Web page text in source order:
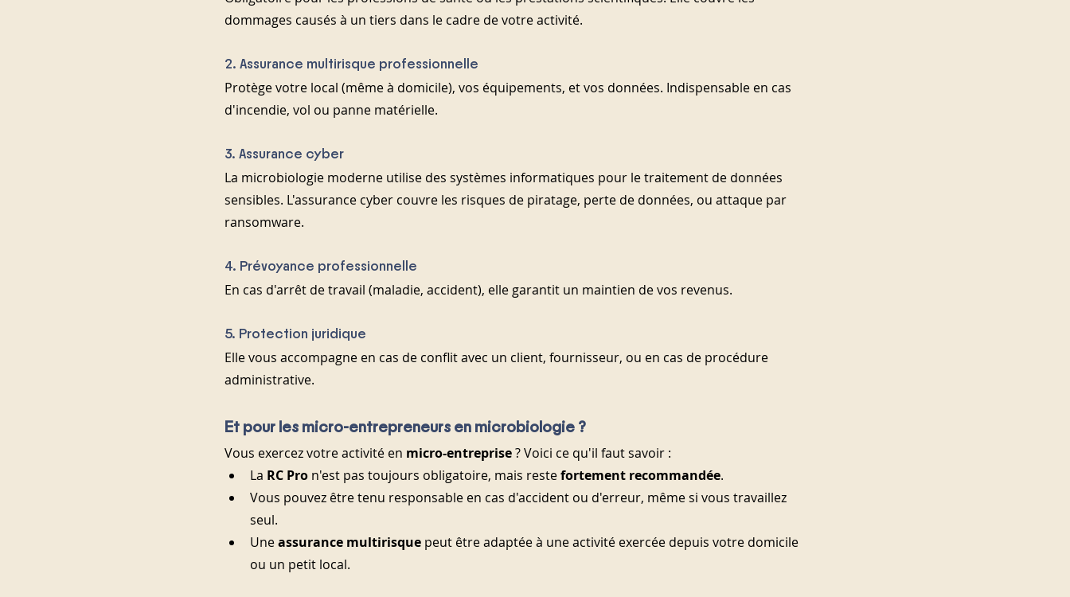
dommages causés à un tiers dans le cadre de votre activité.
2. Assurance multirisque professionnelle
Protège votre local (même à domicile), vos équipements, et vos données. Indispensable en cas
d'incendie, vol ou panne matérielle.
3. Assurance cyber
La microbiologie moderne utilise des systèmes informatiques pour le traitement de données
sensibles. L'assurance cyber couvre les risques de piratage, perte de données, ou attaque par
ransomware.
4. Prévoyance professionnelle
En cas d'arrêt de travail (maladie, accident), elle garantit un maintien de vos revenus.
5. Protection juridique
Elle vous accompagne en cas de conflit avec un client, fournisseur, ou en cas de procédure
administrative.
Et pour les micro-entrepreneurs en microbiologie ?
Vous exercez votre activité en micro-entreprise ? Voici ce qu'il faut savoir :
La RC Pro n'est pas toujours obligatoire, mais reste fortement recommandée.
Vous pouvez être tenu responsable en cas d'accident ou d'erreur, même si vous travaillez
seul.
Une assurance multirisque peut être adaptée à une activité exercée depuis votre domicile
ou un petit local.